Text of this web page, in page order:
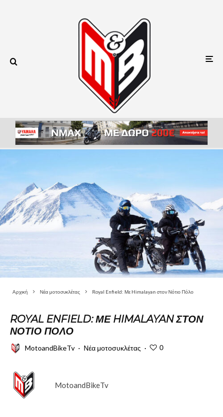
Αρχική Νέα μοτοσυκλέτας Royal Enfield: Με Himalayan στον Νότιο Πόλο
ROYAL ENFIELD: ΜΕ HIMALAYAN ΣΤΟΝ
ΝΌΤΙΟ ΠΌΛΟ
MotoandBikeTv · Νέα μοτοσυκλέτας · 0
MotoandBikeTv